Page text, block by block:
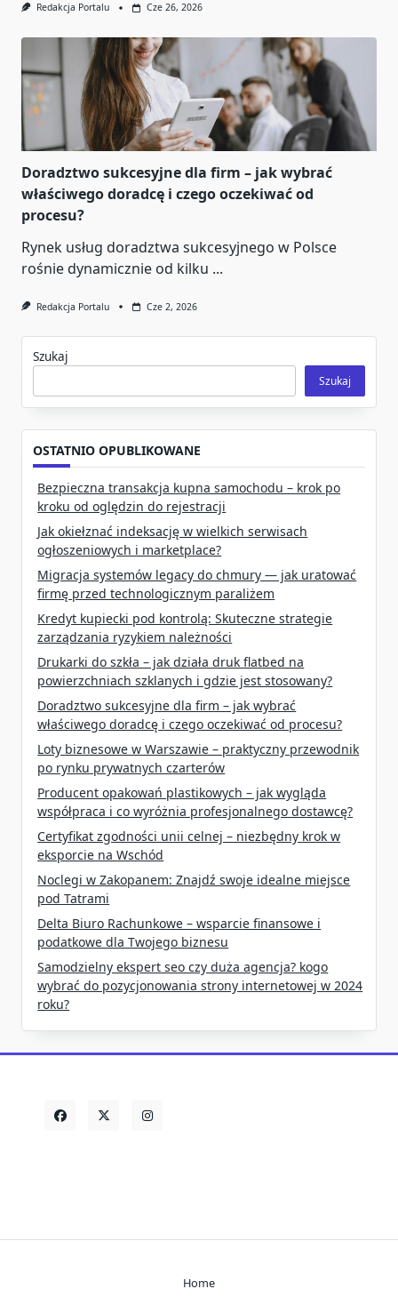
Redakcja Portalu Cze 26, 2026
Doradztwo sukcesyjne dla firm – jak wybrać
właściwego doradcę i czego oczekiwać od
procesu?
Rynek usług doradztwa sukcesyjnego w Polsce
rośnie dynamicznie od kilku ...
Redakcja Portalu Cze 2, 2026
Szukaj
Szukaj
OSTATNIO OPUBLIKOWANE
Bezpieczna transakcja kupna samochodu – krok po
kroku od oględzin do rejestracji
Jak okiełznać indeksację w wielkich serwisach
ogłoszeniowych i marketplace?
Migracja systemów legacy do chmury — jak uratować
firmę przed technologicznym paraliżem
Kredyt kupiecki pod kontrolą: Skuteczne strategie
zarządzania ryzykiem należności
Drukarki do szkła – jak działa druk flatbed na
powierzchniach szklanych i gdzie jest stosowany?
Doradztwo sukcesyjne dla firm – jak wybrać
właściwego doradcę i czego oczekiwać od procesu?
Loty biznesowe w Warszawie – praktyczny przewodnik
po rynku prywatnych czarterów
Producent opakowań plastikowych – jak wygląda
współpraca i co wyróżnia profesjonalnego dostawcę?
Certyfikat zgodności unii celnej – niezbędny krok w
eksporcie na Wschód
Noclegi w Zakopanem: Znajdź swoje idealne miejsce
pod Tatrami
Delta Biuro Rachunkowe – wsparcie finansowe i
podatkowe dla Twojego biznesu
Samodzielny ekspert seo czy duża agencja? kogo
wybrać do pozycjonowania strony internetowej w 2024
roku?
Home